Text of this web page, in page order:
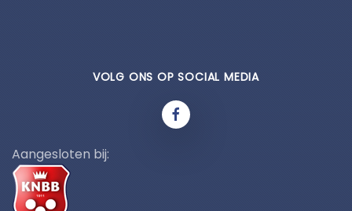
VOLG ONS OP SOCIAL MEDIA
Aangesloten bij: